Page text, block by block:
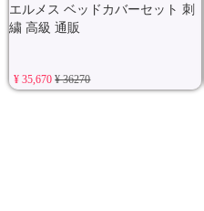
エルメス ベッドカバーセット 刺
繍 高級 通販
¥ 35,670¥ 36270